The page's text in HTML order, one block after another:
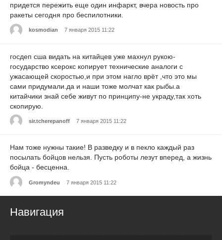
придется пережить еще один инфаркт, вчера новость про
ракеты сегодня про беспилотники.
kosmodian 7 января 2015 11:22
госдеп сша видать на китайцев уже махнул рукою-
государство ксерокс копирует технические аналоги с
ужасающей скоростью,и при этом нагло врёт ,что это мы
сами придумали.да и наши тоже молчат как рыбы.а
китайчики знай себе живут по принципу-не украду,так хоть
скопирую.
sir.tcherepanoff 7 января 2015 11:22
Нам тоже нужны такие! В разведку и в пекло каждый раз
посылать бойцов нельзя. Пусть роботы лезут вперед, а жизнь
бойца - бесценна.
Gromyndeu 7 января 2015 11:22
Навигация